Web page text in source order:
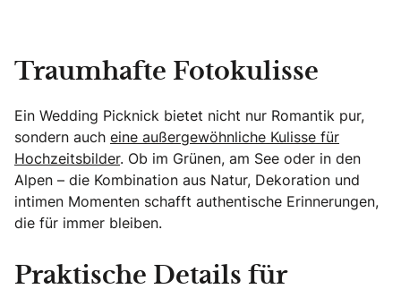
Traumhafte Fotokulisse
Ein Wedding Picknick bietet nicht nur Romantik pur,
sondern auch eine außergewöhnliche Kulisse für
Hochzeitsbilder. Ob im Grünen, am See oder in den
Alpen – die Kombination aus Natur, Dekoration und
intimen Momenten schafft authentische Erinnerungen,
die für immer bleiben.
Praktische Details für